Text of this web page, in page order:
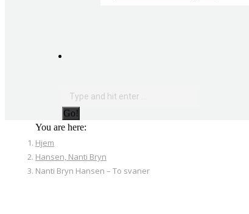
Search:
You are here:
Hjem
Hansen, Nanti Bryn
Nanti Bryn Hansen – To svaner